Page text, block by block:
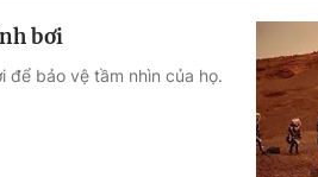
bơi
để bảo vệ tầm nhìn của họ.